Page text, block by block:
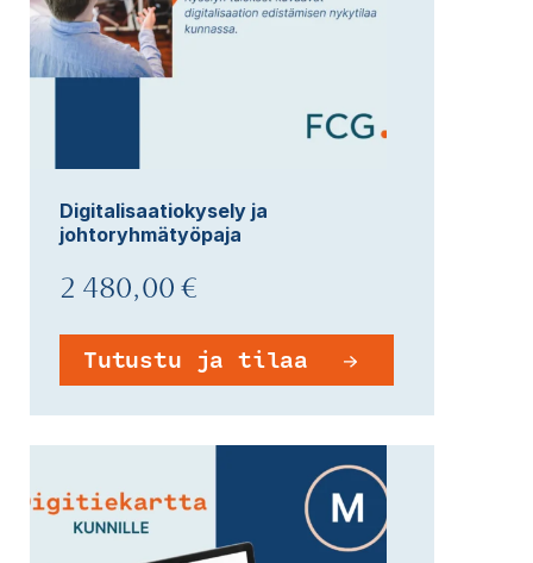
Digitalisaatiokysely ja
johtoryhmätyöpaja
2 480,00 €
Tutustu ja tilaa